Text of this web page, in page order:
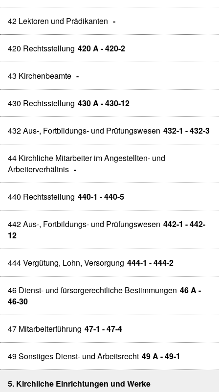
42 Lektoren und Prädikanten -
420 Rechtsstellung 420 A - 420-2
43 Kirchenbeamte -
430 Rechtsstellung 430 A - 430-12
432 Aus-, Fortbildungs- und Prüfungswesen 432-1 - 432-3
44 Kirchliche Mitarbeiter im Angestellten- und
Arbeiterverhältnis -
440 Rechtsstellung 440-1 - 440-5
442 Aus-, Fortbildungs- und Prüfungswesen 442-1 - 442-
12
444 Vergütung, Lohn, Versorgung 444-1 - 444-2
46 Dienst- und fürsorgerechtliche Bestimmungen 46 A -
46-30
47 Mitarbeiterführung 47-1 - 47-4
49 Sonstiges Dienst- und Arbeitsrecht 49 A - 49-1
5. Kirchliche Einrichtungen und Werke